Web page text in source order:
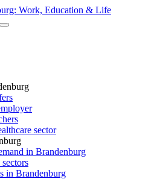
sector
in Brandenburg
in Brandenburg